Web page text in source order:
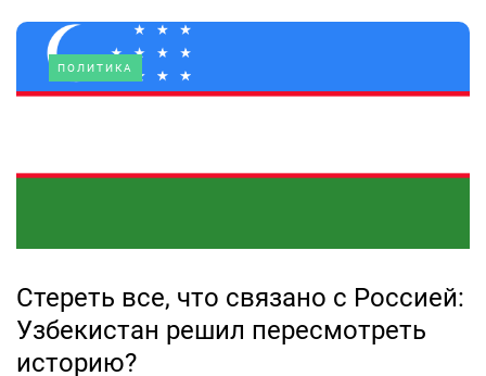
ПОЛИТИКА
Стереть все, что связано с Россией:
Узбекистан решил пересмотреть
историю?